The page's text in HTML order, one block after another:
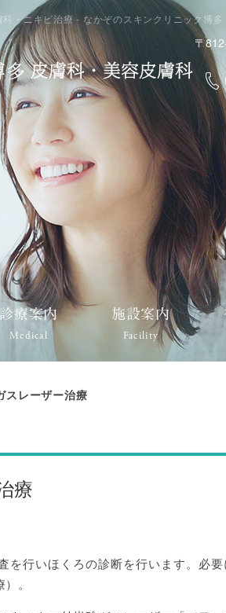
〒
・ニキビ治療 - なかぞのスキンクリニック博多
診療案内 施設案内
スレーザー治療
療
を行いほくろの診断を行います。必
。